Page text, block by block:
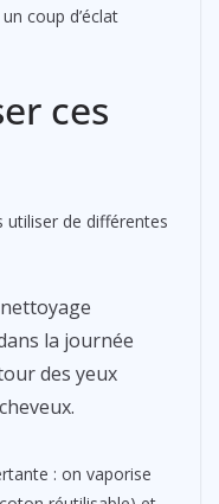
coup d’éclat
ces
utiliser de différentes
la journée
des yeux
: on vaporise